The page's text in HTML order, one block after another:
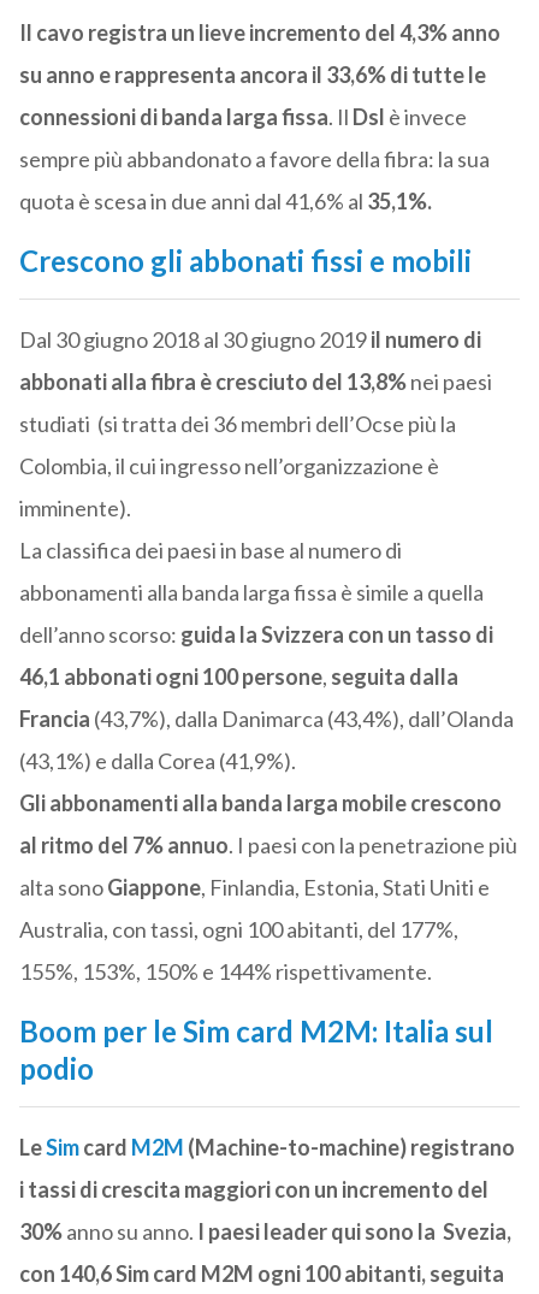
Il cavo registra un lieve incremento del 4,3% anno
su anno e rappresenta ancora il 33,6% di tutte le
connessioni di banda larga fissa. Il Dsl è invece
sempre più abbandonato a favore della fibra: la sua
quota è scesa in due anni dal 41,6% al 35,1%.
Crescono gli abbonati fissi e mobili
Dal 30 giugno 2018 al 30 giugno 2019il numero di
abbonati alla fibra è cresciuto del 13,8%nei paesi
studiati (si tratta dei 36 membri dell’Ocse più la
Colombia, il cui ingresso nell’organizzazione è
imminente).
La classifica dei paesi in base al numero di
abbonamenti alla banda larga fissa è simile a quella
dell’anno scorso: guida la Svizzera con un tasso di
46,1 abbonati ogni 100 persone, seguita dalla
Francia (43,7%), dalla Danimarca (43,4%), dall’Olanda
(43,1%) e dalla Corea (41,9%).
Gli abbonamenti alla banda larga mobile crescono
al ritmo del 7% annuo. I paesi con la penetrazione più
alta sonoGiappone, Finlandia, Estonia, Stati Uniti e
Australia, con tassi, ogni 100 abitanti, del 177%,
155%, 153%, 150% e 144% rispettivamente.
Boom per le Sim card M2M: Italia sul
podio
LeSimcard M2M (Machine-to-machine) registrano
i tassi di crescita maggiori con un incremento del
30%anno su anno. I paesi leader qui sono la Svezia,
con 140,6 Sim card M2M ogni 100 abitanti, seguita